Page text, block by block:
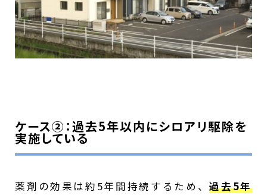
ケース②：過去5年以内にシロアリ駆除を
実施している
薬剤の効果は約5年間持続するため、過去5年